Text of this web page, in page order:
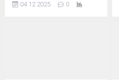
edilen Polonya’nın,
04.12.2025 0